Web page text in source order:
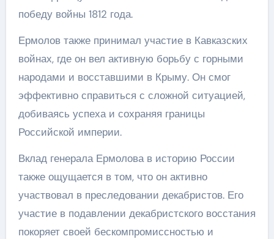
победу войны 1812 года.
Ермолов также принимал участие в Кавказских
войнах, где он вел активную борьбу с горными
народами и восставшими в Крыму. Он смог
эффективно справиться с сложной ситуацией,
добиваясь успеха и сохраняя границы
Российской империи.
Вклад генерала Ермолова в историю России
также ощущается в том, что он активно
участвовал в преследовании декабристов. Его
участие в подавлении декабристского восстания
покоряет своей бескомпромиссностью и